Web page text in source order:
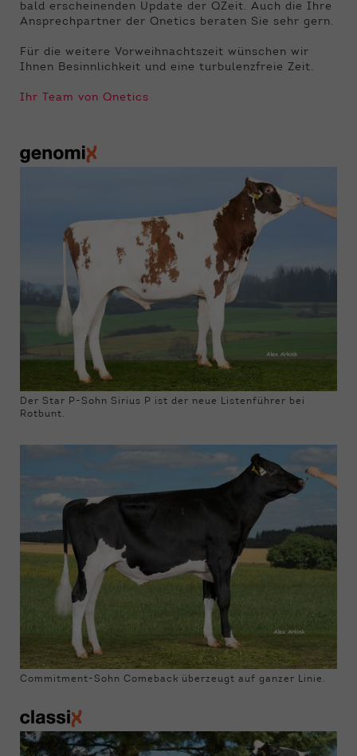
bald erscheinenden Update der QZeit. Auch die Ihre
Ansprechpartner der Qnetics beraten Sie sehr gern.
Für die weitere Vorweihnachtszeit wünschen wir
Ihnen Besinnlichkeit und eine turbulenzfreie Zeit.
Ihr Team von Qnetics
Der Star P-Sohn Sirius P ist der neue Listenführer bei
Rotbunt.
Commitment-Sohn Comeback überzeugt auf ganzer Linie.